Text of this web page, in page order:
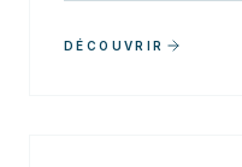
DÉCOUVRIR